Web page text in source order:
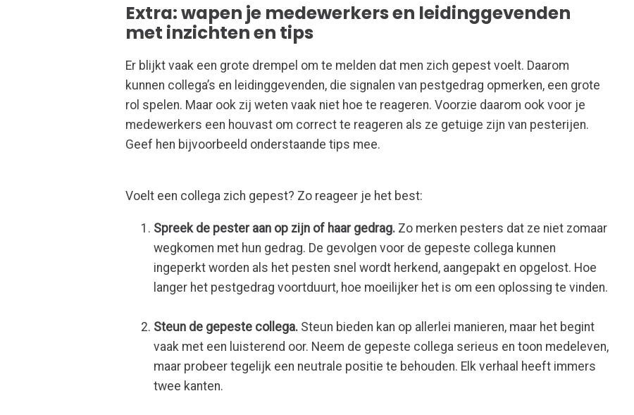
Extra: wapen je medewerkers en leidinggevenden
met inzichten en tips
Er blijkt vaak een grote drempel om te melden dat men zich gepest voelt. Daarom
kunnen collega’s en leidinggevenden, die signalen van pestgedrag opmerken, een grote
rol spelen. Maar ook zij weten vaak niet hoe te reageren. Voorzie daarom ook voor je
medewerkers een houvast om correct te reageren als ze getuige zijn van pesterijen.
Geef hen bijvoorbeeld onderstaande tips mee.
Voelt een collega zich gepest? Zo reageer je het best:
Spreek de pester aan op zijn of haar gedrag. Zo merken pesters dat ze niet zomaar
wegkomen met hun gedrag. De gevolgen voor de gepeste collega kunnen
ingeperkt worden als het pesten snel wordt herkend, aangepakt en opgelost. Hoe
langer het pestgedrag voortduurt, hoe moeilijker het is om een oplossing te vinden.
Steun de gepeste collega. Steun bieden kan op allerlei manieren, maar het begint
vaak met een luisterend oor. Neem de gepeste collega serieus en toon medeleven,
maar probeer tegelijk een neutrale positie te behouden. Elk verhaal heeft immers
twee kanten.